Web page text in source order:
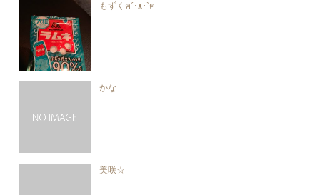
もずくฅ´･ᴥ･`ฅ
かな
美咲☆